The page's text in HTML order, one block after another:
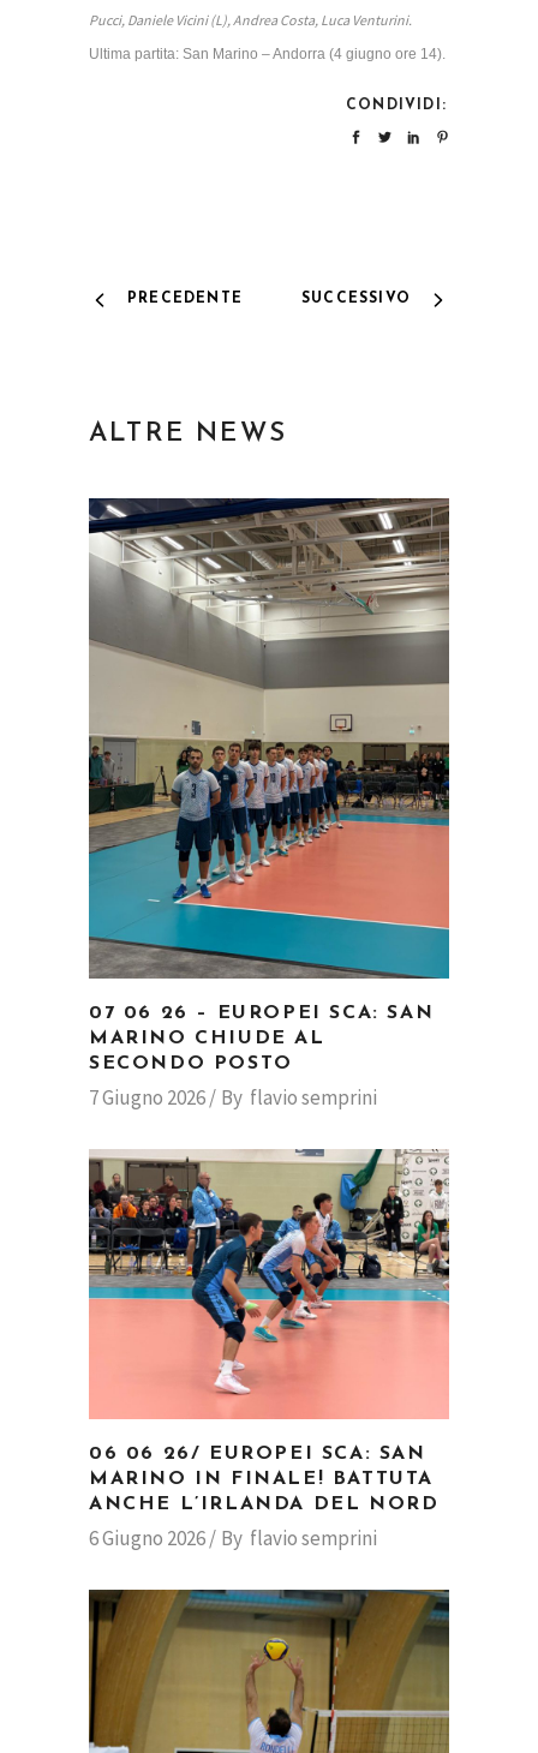
Pucci, Daniele Vicini (L), Andrea Costa, Luca Venturini.
Ultima partita: San Marino – Andorra (4 giugno ore 14).
CONDIVIDI:
PRECEDENTE SUCCESSIVO
ALTRE NEWS
07 06 26 – EUROPEI SCA: SAN
MARINO CHIUDE AL
SECONDO POSTO
7 Giugno 2026 By flavio semprini
06 06 26/ EUROPEI SCA: SAN
MARINO IN FINALE! BATTUTA
ANCHE L’IRLANDA DEL NORD
6 Giugno 2026 By flavio semprini